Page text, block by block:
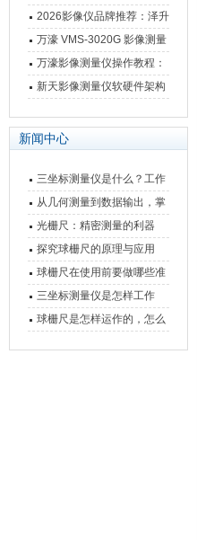
障维修方法
原理、分类及选型应用
2026影像仪品牌推荐：泽升
影像测量仪选型指南
万濠 VMS-3020G 影像测量
仪技术规格与应用解析
万濠影像测量仪操作教程：
从开机到出报告，新手也能
新天影像测量仪软硬件架构
新闻中心
三坐标测量仪是什么？工作
原理、分类与核心功能一次
讲清
从几何测量到数据输出，掌
握万濠影像测量仪的六大核
心能力
光栅尺：精密测量的利器
探究球栅尺的原理与应用
球栅尺在使用前要做哪些准
备工作？
三坐标测量仪是怎样工作
的，功能有什么优势？
球栅尺是怎样运作的，怎么